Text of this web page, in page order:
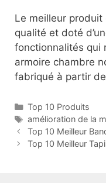
Le meilleur
qualité et doté
fonctionnalités qui
armoire chambre
fabriqué à partir
Top 10 Produits
amélioration de la
Top 10 Meilleur
Top 10 Meilleur